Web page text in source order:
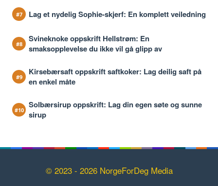
Lag et nydelig Sophie-skjerf: En komplett veiledning
Svineknoke oppskrift Hellstrøm: En
smaksopplevelse du ikke vil gå glipp av
Kirsebærsaft oppskrift saftkoker: Lag deilig saft på
en enkel måte
Solbærsirup oppskrift: Lag din egen søte og sunne
sirup
© 2023 - 2026 NorgeForDeg Media